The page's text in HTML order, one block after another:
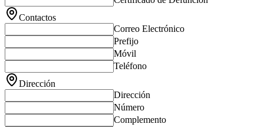
Contactos
Correo Electrónico
Prefijo
Móvil
Teléfono
Dirección
Dirección
Número
Complemento